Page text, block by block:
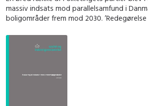
massiv indsats mod parallelsamfund i
boligområder frem mod 2030. ’Redegørelse